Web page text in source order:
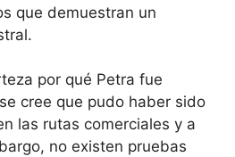
que demuestran un
por qué Petra fue
cree que pudo haber sido
las rutas comerciales y a
no existen pruebas